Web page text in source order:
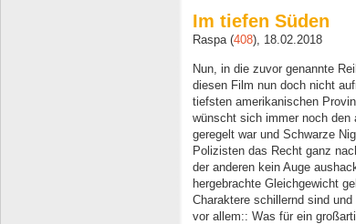
Im tiefen Süden
Raspa (408), 18.02.2018
Nun, in die zuvor genannte
diesen Film nun doch nicht
tiefsten amerikanischen
wünscht sich immer noch
geregelt war und Schwarze
Polizisten das Recht ganz
der anderen kein Auge
hergebrachte Gleichgewicht
Charaktere schillernd sind
vor allem:: Was für ein